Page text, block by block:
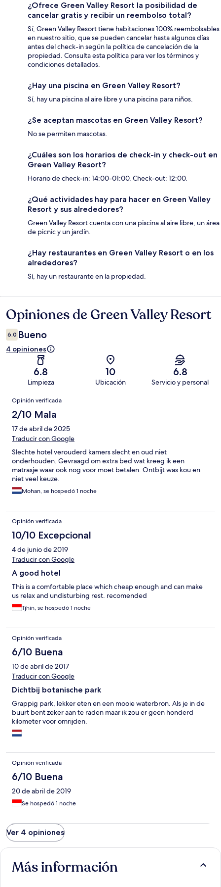
¿Ofrece Green Valley Resort la posibilidad de
cancelar gratis y recibir un reembolso total?
Sí, Green Valley Resort tiene habitaciones 100% reembolsables
en nuestro sitio, que se pueden cancelar hasta algunos días
antes del check-in según la política de cancelación de la
propiedad. Consulta esta política para ver los términos y
condiciones detallados.
¿Hay una piscina en Green Valley Resort?
Sí, hay una piscina al aire libre y una piscina para niños.
¿Se aceptan mascotas en Green Valley Resort?
No se permiten mascotas.
¿Cuáles son los horarios de check-in y check-out en
Green Valley Resort?
Horario de check-in: 14:00-01:00. Check-out: 12:00.
¿Qué actividades hay para hacer en Green Valley
Resort y sus alrededores?
Green Valley Resort cuenta con una piscina al aire libre, un área
de picnic y un jardín.
¿Hay restaurantes en Green Valley Resort o en los
alrededores?
Sí, hay un restaurante en la propiedad.
Opiniones
Opiniones de Green Valley Resort
6.0 Bueno
4 opiniones
6.8
Limpieza
10
Ubicación
6.8
Servicio y personal
Opiniones
Opinión verificada
2/10 Mala
17 de abril de 2025
Traducir con Google
Slechte hotel verouderd kamers slecht en oud niet
onderhouden. Gevraagd om extra bed wat kreeg ik een
matrasje waar ook nog voor moet betalen. Ontbijt was kou en
niet veel keuze.
Mohan, se hospedó 1 noche
Opinión verificada
10/10 Excepcional
4 de junio de 2019
Traducir con Google
A good hotel
This is a comfortable place which cheap enough and can make
us relax and undisturbing rest. recomended
Tjhin, se hospedó 1 noche
Opinión verificada
6/10 Buena
10 de abril de 2017
Traducir con Google
Dichtbij botanische park
Grappig park, lekker eten en een mooie waterbron. Als je in de
buurt bent zeker aan te raden maar ik zou er geen honderd
kilometer voor omrijden.
Opinión verificada
6/10 Buena
20 de abril de 2019
Se hospedó 1 noche
Ver 4 opiniones
Más información